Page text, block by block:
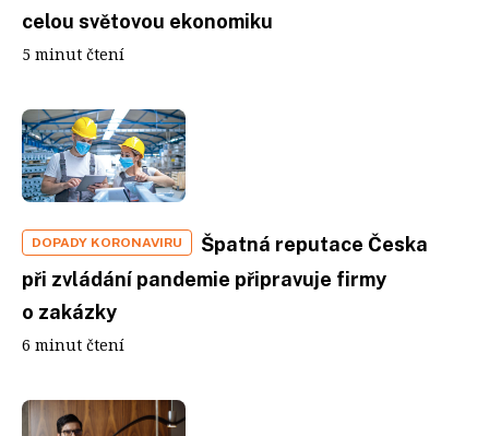
celou světovou ekonomiku
5 minut čtení
DOPADY KORONAVIRU
Špatná reputace Česka
při zvládání pandemie připravuje firmy
o zakázky
6 minut čtení